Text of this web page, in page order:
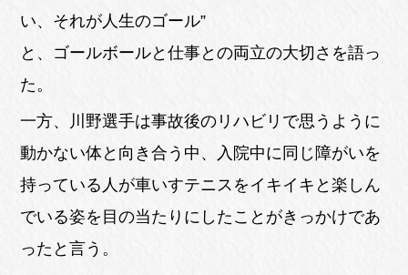
い、それが人生のゴール”
と、ゴールボールと仕事との両立の大切さを語っ
た。
一方、川野選手は事故後のリハビリで思うように
動かない体と向き合う中、入院中に同じ障がいを
持っている人が車いすテニスをイキイキと楽しん
でいる姿を目の当たりにしたことがきっかけであ
ったと言う。